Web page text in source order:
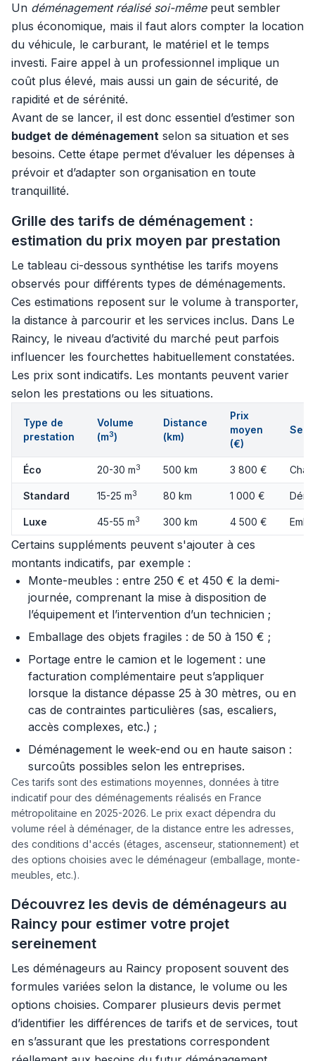
Un déménagement réalisé soi-mêmepeut sembler
plus économique, mais il faut alors compter la location
du véhicule, le carburant, le matériel et le temps
investi. Faire appel à un professionnel implique un
coût plus élevé, mais aussi un gain de sécurité, de
rapidité et de sérénité.
Avant de se lancer, il est donc essentiel d’estimer son
budget de déménagement selon sa situation et ses
besoins. Cette étape permet d’évaluer les dépenses à
prévoir et d’adapter son organisation en toute
tranquillité.
Grille des tarifs de déménagement :
estimation du prix moyen par prestation
Le tableau ci-dessous synthétise les tarifs moyens
observés pour différents types de déménagements.
Ces estimations reposent sur le volume à transporter,
la distance à parcourir et les services inclus. Dans Le
Raincy, le niveau d’activité du marché peut parfois
influencer les fourchettes habituellement constatées.
Les prix sont indicatifs. Les montants peuvent varier
selon les prestations ou les situations.
Type de
prestation
Volume
(m3)
Distance
(km)
Prix
moyen
(€)
Éco 20-30 m3 500 km 3 800 €
Standard 15-25 m3 80 km 1 000 €
Luxe 45-55 m3 300 km 4 500 €
Certains suppléments peuvent s'ajouter à ces
montants indicatifs, par exemple :
Monte-meubles : entre 250 € et 450 € la demi-
journée, comprenant la mise à disposition de
l’équipement et l’intervention d’un technicien ;
Emballage des objets fragiles : de 50 à 150 € ;
Portage entre le camion et le logement : une
facturation complémentaire peut s’appliquer
lorsque la distance dépasse 25 à 30 mètres, ou en
cas de contraintes particulières (sas, escaliers,
accès complexes, etc.) ;
Déménagement le week-end ou en haute saison :
surcoûts possibles selon les entreprises.
Ces tarifs sont des estimations moyennes, données à titre
indicatif pour des déménagements réalisés en France
métropolitaine en 2025-2026. Le prix exact dépendra du
volume réel à déménager, de la distance entre les adresses,
des conditions d'accés (étages, ascenseur, stationnement) et
des options choisies avec le déménageur (emballage, monte-
meubles, etc.).
Découvrez les devis de déménageurs au
Raincy pour estimer votre projet
sereinement
Les déménageurs au Raincy proposent souvent des
formules variées selon la distance, le volume ou les
options choisies. Comparer plusieurs devis permet
d’identifier les différences de tarifs et de services, tout
en s’assurant que les prestations correspondent